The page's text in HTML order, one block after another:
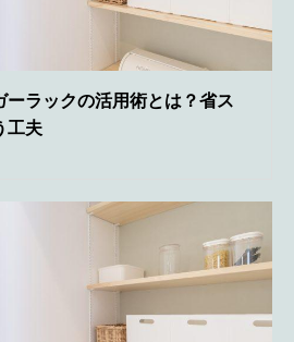
ーラックの活用術とは？省ス
工夫